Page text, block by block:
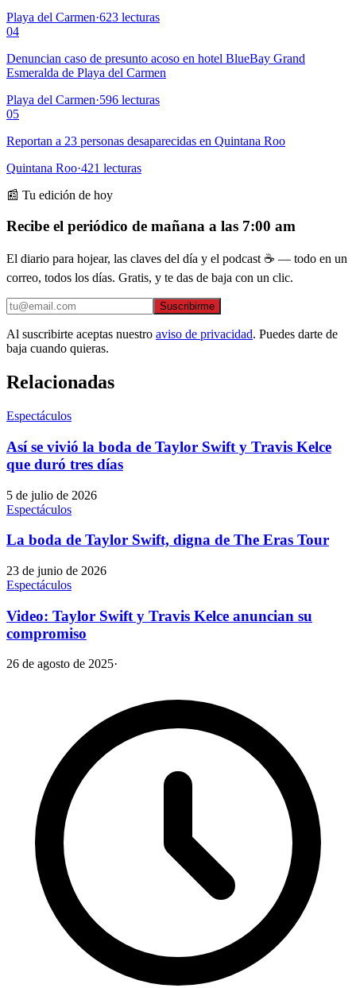
Playa del Carmen·623 lecturas
04
Denuncian caso de presunto acoso en hotel BlueBay Grand
Esmeralda de Playa del Carmen
Playa del Carmen·596 lecturas
05
Reportan a 23 personas desaparecidas en Quintana Roo
Quintana Roo·421 lecturas
📰 Tu edición de hoy
Recibe el periódico de mañana a las 7:00 am
El diario para hojear, las claves del día y el podcast ☕ — todo en un
correo, todos los días. Gratis, y te das de baja con un clic.
Suscribirme
Al suscribirte aceptas nuestro aviso de privacidad. Puedes darte de
baja cuando quieras.
Relacionadas
Espectáculos
Así se vivió la boda de Taylor Swift y Travis Kelce
que duró tres días
5 de julio de 2026
Espectáculos
La boda de Taylor Swift, digna de The Eras Tour
23 de junio de 2026
Espectáculos
Video: Taylor Swift y Travis Kelce anuncian su
compromiso
26 de agosto de 2025·